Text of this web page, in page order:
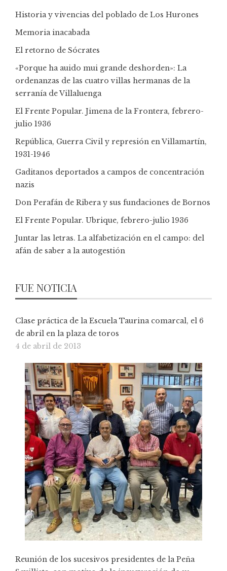
Historia y vivencias del poblado de Los Hurones
Memoria inacabada
El retorno de Sócrates
«Porque ha auido mui grande deshorden»: La
ordenanzas de las cuatro villas hermanas de la
serranía de Villaluenga
El Frente Popular. Jimena de la Frontera, febrero-
julio 1936
República, Guerra Civil y represión en Villamartín,
1931-1946
Gaditanos deportados a campos de concentración
nazis
Don Perafán de Ribera y sus fundaciones de Bornos
El Frente Popular. Ubrique, febrero-julio 1936
Juntar las letras. La alfabetización en el campo: del
afán de saber a la autogestión
FUE NOTICIA
Clase práctica de la Escuela Taurina comarcal, el 6
de abril en la plaza de toros
4 de abril de 2013
Reunión de los sucesivos presidentes de la Peña